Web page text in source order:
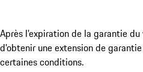
Après l'expiration de la garantie
d'obtenir une extension de
certaines conditions.